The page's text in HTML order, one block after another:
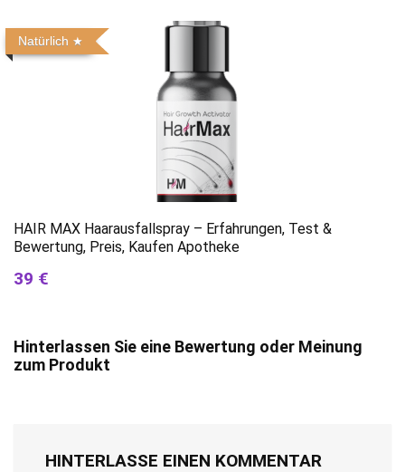
Natürlich
HAIR MAX Haarausfallspray – Erfahrungen, Test &
Bewertung, Preis, Kaufen Apotheke
39 €
Hinterlassen Sie eine Bewertung oder Meinung
zum Produkt
HINTERLASSE EINEN KOMMENTAR